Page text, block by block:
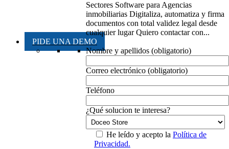
Sectores Software para Agencias
inmobiliarias Digitaliza, automatiza y firma
documentos con total validez legal desde
cualquier lugar Quiero contactar con...
PIDE UNA DEMO
Nombre y apellidos (obligatorio)
Correo electrónico (obligatorio)
Teléfono
¿Qué solucion te interesa?
He leído y acepto la Política de
Privacidad.